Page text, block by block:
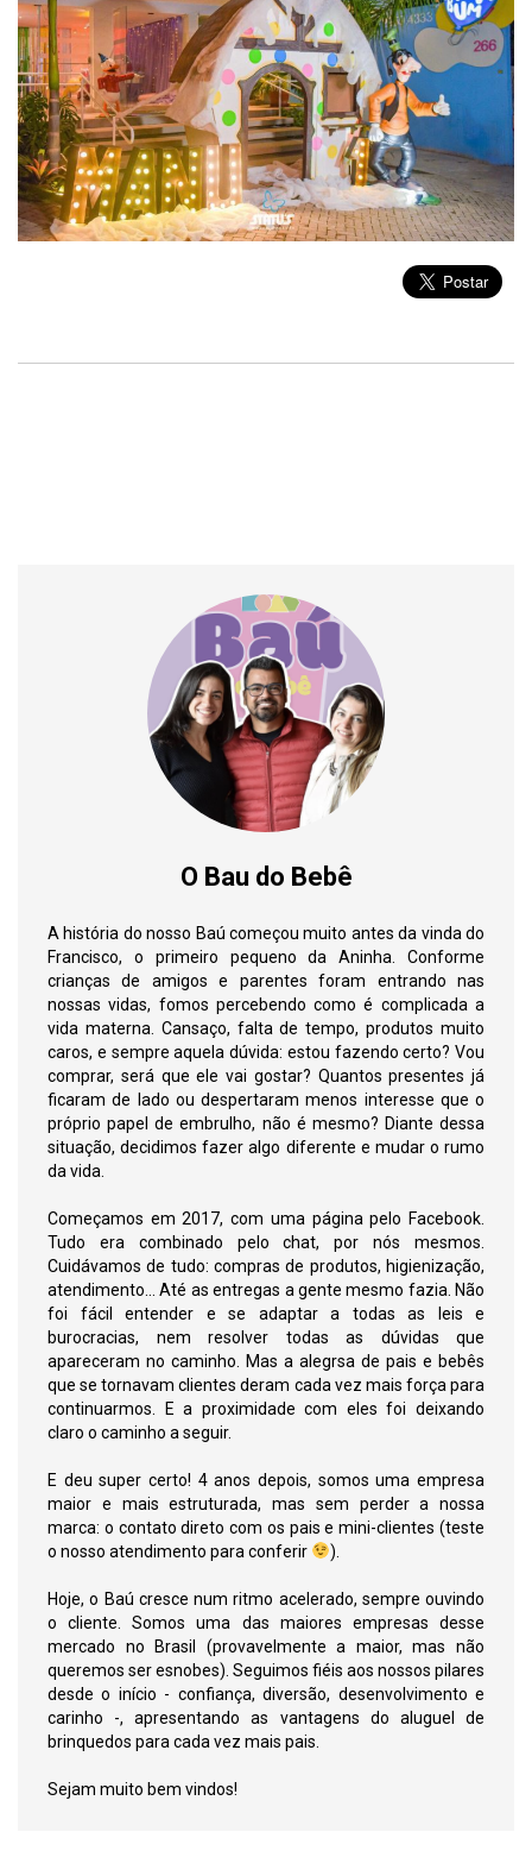
O Bau do Bebê
A história do nosso Baú começou muito antes da vinda do
Francisco, o primeiro pequeno da Aninha. Conforme
crianças de amigos e parentes foram entrando nas
nossas vidas, fomos percebendo como é complicada a
vida materna. Cansaço, falta de tempo, produtos muito
caros, e sempre aquela dúvida: estou fazendo certo? Vou
comprar, será que ele vai gostar? Quantos presentes já
ficaram de lado ou despertaram menos interesse que o
próprio papel de embrulho, não é mesmo? Diante dessa
situação, decidimos fazer algo diferente e mudar o rumo
da vida.
Começamos em 2017, com uma página pelo Facebook.
Tudo era combinado pelo chat, por nós mesmos.
Cuidávamos de tudo: compras de produtos, higienização,
atendimento... Até as entregas a gente mesmo fazia. Não
foi fácil entender e se adaptar a todas as leis e
burocracias, nem resolver todas as dúvidas que
apareceram no caminho. Mas a alegrsa de pais e bebês
que se tornavam clientes deram cada vez mais força para
continuarmos. E a proximidade com eles foi deixando
claro o caminho a seguir.
E deu super certo! 4 anos depois, somos uma empresa
maior e mais estruturada, mas sem perder a nossa
marca: o contato direto com os pais e mini-clientes (teste
o nosso atendimento para conferir
).
Hoje, o Baú cresce num ritmo acelerado, sempre ouvindo
o cliente. Somos uma das maiores empresas desse
mercado no Brasil (provavelmente a maior, mas não
queremos ser esnobes). Seguimos fiéis aos nossos pilares
desde o início - confiança, diversão, desenvolvimento e
carinho -, apresentando as vantagens do aluguel de
brinquedos para cada vez mais pais.
Sejam muito bem vindos!